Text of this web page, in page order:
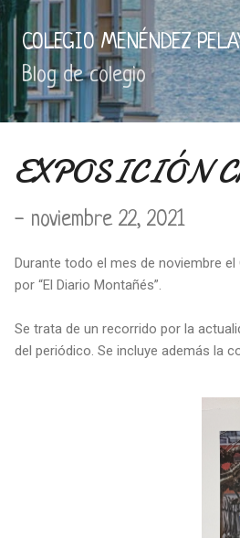
COLEGIO MENÉNDEZ
Blog de colegio
EXPOSICIÓN
- noviembre 22, 2021
Durante todo el mes de noviembre el
por “El Diario Montañés”.
Se trata de un recorrido por la
del periódico. Se incluye además la